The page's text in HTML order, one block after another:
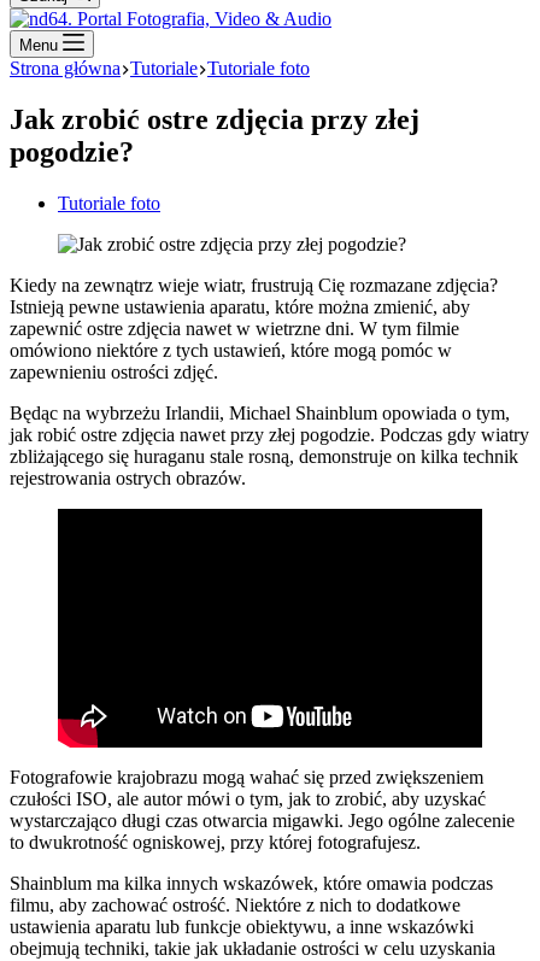
Menu
Strona główna Tutoriale Tutoriale foto
Jak zrobić ostre zdjęcia przy złej
pogodzie?
Tutoriale foto
Kiedy na zewnątrz wieje wiatr, frustrują Cię rozmazane zdjęcia?
Istnieją pewne ustawienia aparatu, które można zmienić, aby
zapewnić ostre zdjęcia nawet w wietrzne dni. W tym filmie
omówiono niektóre z tych ustawień, które mogą pomóc w
zapewnieniu ostrości zdjęć.
Będąc na wybrzeżu Irlandii, Michael Shainblum opowiada o tym,
jak robić ostre zdjęcia nawet przy złej pogodzie. Podczas gdy wiatry
zbliżającego się huraganu stale rosną, demonstruje on kilka technik
rejestrowania ostrych obrazów.
Fotografowie krajobrazu mogą wahać się przed zwiększeniem
czułości ISO, ale autor mówi o tym, jak to zrobić, aby uzyskać
wystarczająco długi czas otwarcia migawki. Jego ogólne zalecenie
to dwukrotność ogniskowej, przy której fotografujesz.
Shainblum ma kilka innych wskazówek, które omawia podczas
filmu, aby zachować ostrość. Niektóre z nich to dodatkowe
ustawienia aparatu lub funkcje obiektywu, a inne wskazówki
obejmują techniki, takie jak układanie ostrości w celu uzyskania